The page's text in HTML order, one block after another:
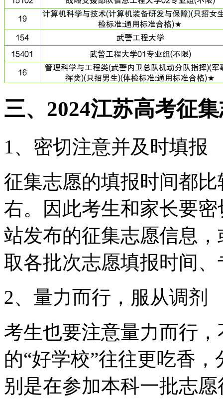
三、2024江苏高考征
1、密切注意并及时填报
征集志愿的填报时间都
右。因此考生和家长要
站发布的征集志愿信息
取各批次志愿填报时间
2、量力而行，服从调剂
考生也要注意量力而行
的“好学校”往往更吃香
别是在参加本科一批志